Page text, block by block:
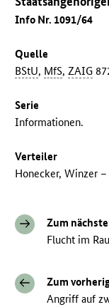
Info Nr. 1091/64
Quelle
BStU, MfS,ZAIG
Serie
Informationen.
Verteiler
Honecker, Winzer –
Zum
Flucht im
Zum
Angriff auf